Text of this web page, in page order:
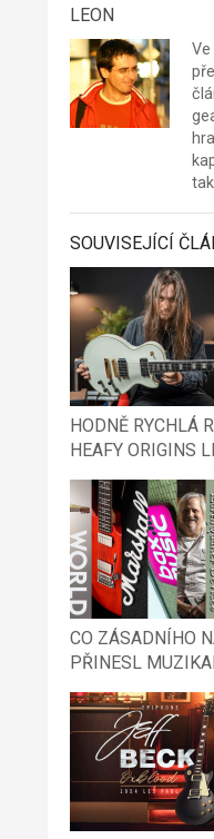
LEON
SOUVISEJÍCÍ
HODNĚ RYCHLÁ
HEAFY ORIGINS
CO ZÁSADNÍHO
PŘINESL